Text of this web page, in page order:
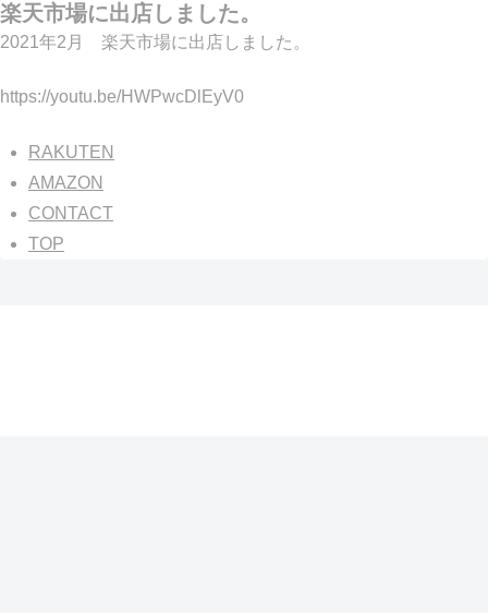
楽天市場に出店しました。
2021年2月 楽天市場に出店しました。
https://youtu.be/HWPwcDlEyV0
RAKUTEN
AMAZON
CONTACT
TOP